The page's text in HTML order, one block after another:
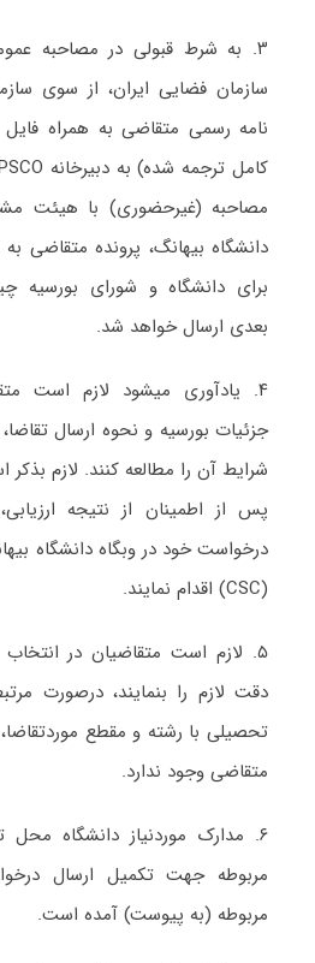
۳. به شرط قبولی در مصاحبه
سازمان فضایی ایران، از سوی
نامه رسمی متقاضی به همراه فایل
دانشگاه بیهانگ، پرونده متقاضی
برای دانشگاه و شورای
بعدی ارسال خواهد شد.
۴. یادآوری میشود لازم است
جزئیات بورسیه و نحوه ارسال
شرایط آن را مطالعه کنند. لازم
پس از اطمینان از نتیجه
درخواست خود در وبگاه دانشگاه
(CSC) اقدام نمایند.
۵. لازم است متقاضیان در
دقت لازم را بنمایند، درصورت
تحصیلی با رشته و مقطع
متقاضی وجود ندارد.
۶. مدارک موردنیاز دانشگاه محل
مربوطه جهت تکمیل ارسال
مربوطه (به پیوست) آمده است.